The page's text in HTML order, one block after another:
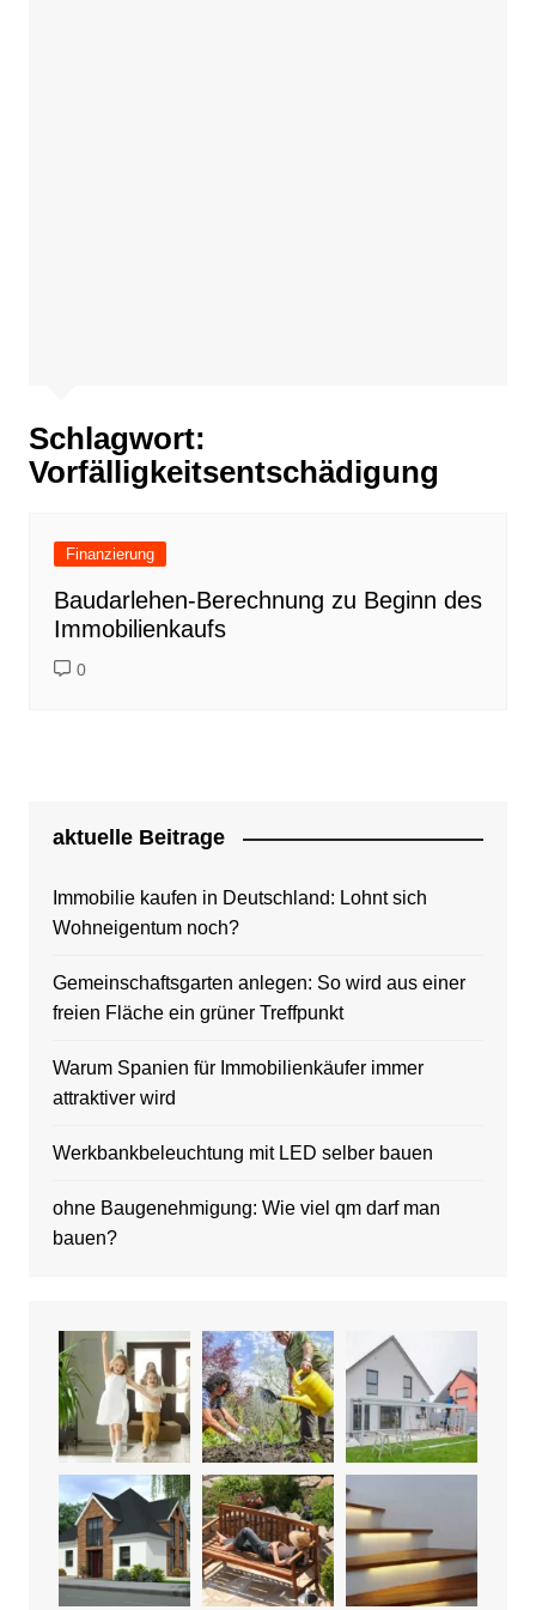
Schlagwort:
Vorfälligkeitsentschädigung
Finanzierung
Baudarlehen-Berechnung zu Beginn des
Immobilienkaufs
0
aktuelle Beitrage
Immobilie kaufen in Deutschland: Lohnt sich
Wohneigentum noch?
Gemeinschaftsgarten anlegen: So wird aus einer
freien Fläche ein grüner Treffpunkt
Warum Spanien für Immobilienkäufer immer
attraktiver wird
Werkbankbeleuchtung mit LED selber bauen
ohne Baugenehmigung: Wie viel qm darf man
bauen?